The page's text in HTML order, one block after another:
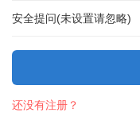
安全提问(未设置请忽略)
还没有注册？